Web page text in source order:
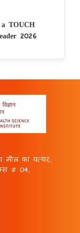
TOUCH
2026
मील का पत्थर,
# 04,